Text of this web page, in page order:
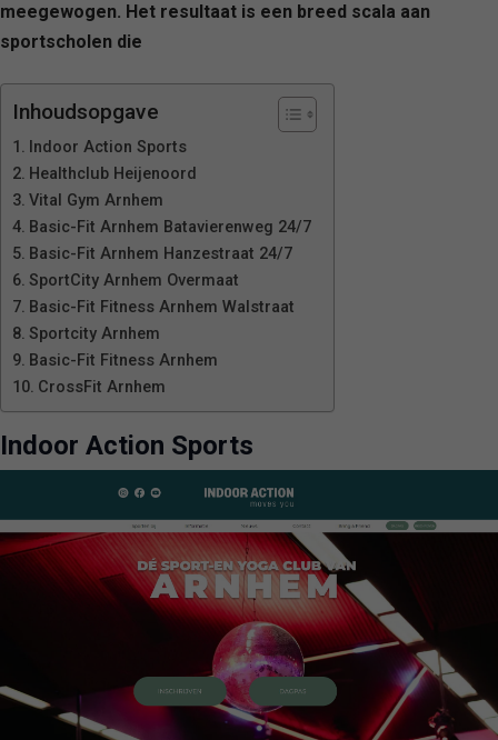
meegewogen. Het resultaat is een breed scala aan
sportscholen die
Inhoudsopgave
Indoor Action Sports
Healthclub Heijenoord
Vital Gym Arnhem
Basic-Fit Arnhem Batavierenweg 24/7
Basic-Fit Arnhem Hanzestraat 24/7
SportCity Arnhem Overmaat
Basic-Fit Fitness Arnhem Walstraat
Sportcity Arnhem
Basic-Fit Fitness Arnhem
CrossFit Arnhem
Indoor Action Sports